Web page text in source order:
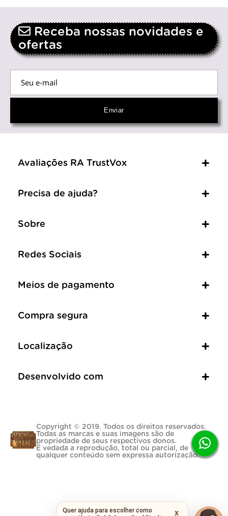
Receba nossas novidades e
ofertas
Avaliações RA TrustVox
Precisa de ajuda?
Sobre
Redes Sociais
Meios de pagamento
Compra segura
Localização
Desenvolvido com
Copyright © 2019. Todos os direitos reservados.
Todas as marcas e suas imagens são de
propriedade de seus respectivos donos.
É vedada a reprodução, total ou parcial, de
qualquer conteúdo sem expressa autorização.